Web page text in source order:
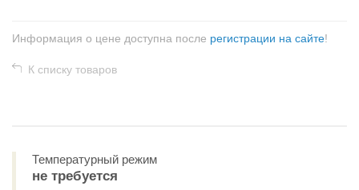
Информация о цене доступна после регистрации на сайте!
К списку товаров
Температурный режим
не требуется